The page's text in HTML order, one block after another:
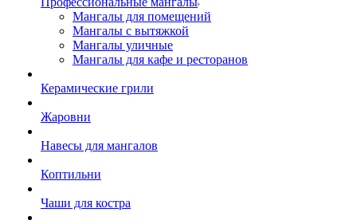
Мангалы для помещений
Мангалы с вытяжкой
Мангалы уличные
Мангалы для кафе и ресторанов
Керамические грили
Жаровни
Навесы для мангалов
Коптильни
Чаши для костра